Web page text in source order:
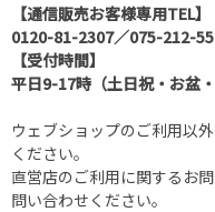
【通信販売お客様専用TEL】
0120-81-2307／075-212-
【受付時間】
平日9-17時（土日祝・お盆
ウェブショップのご利用以外
ください。
直営店のご利用に関するお問
問い合わせください。